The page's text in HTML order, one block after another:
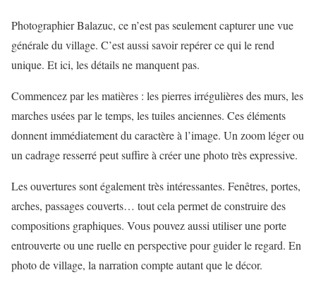
Photographier Balazuc, ce n’est pas seulement capturer une vue
générale du village. C’est aussi savoir repérer ce qui le rend
unique. Et ici, les détails ne manquent pas.
Commencez par les matières : les pierres irrégulières des murs, les
marches usées par le temps, les tuiles anciennes. Ces éléments
donnent immédiatement du caractère à l’image. Un zoom léger ou
un cadrage resserré peut suffire à créer une photo très expressive.
Les ouvertures sont également très intéressantes. Fenêtres, portes,
arches, passages couverts… tout cela permet de construire des
compositions graphiques. Vous pouvez aussi utiliser une porte
entrouverte ou une ruelle en perspective pour guider le regard. En
photo de village, la narration compte autant que le décor.